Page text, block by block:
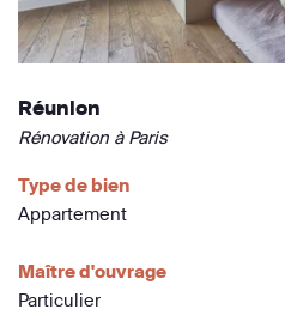
Réunion
Rénovation à Paris
Type de bien
Appartement
Maître d'ouvrage
Particulier